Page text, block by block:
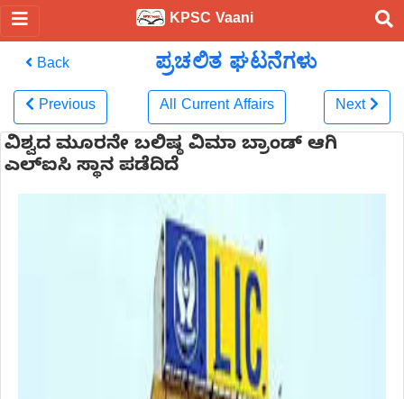
KPSC Vaani
Back ಪ್ರಚಲಿತ ಘಟನೆಗಳು
Previous All Current Affairs Next
ವಿಶ್ವದ ಮೂರನೇ ಬಲಿಷ್ಠ ವಿಮಾ ಬ್ರಾಂಡ್ ಆಗಿ
ಎಲ್‌ಐಸಿ ಸ್ಥಾನ ಪಡೆದಿದೆ